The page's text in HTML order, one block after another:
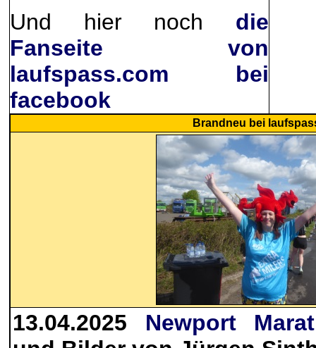
Und hier noch die
Fanseite von
laufspass.com bei
facebook
Brandneu bei
13.04.2025 Newport